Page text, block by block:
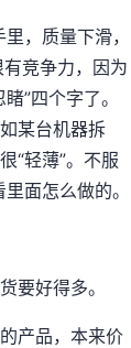
，质量下滑，
竞争力，因为
”四个字了。
某台机器拆
“轻薄”。不服
面怎么做的。
要好得多。
产品，本来价